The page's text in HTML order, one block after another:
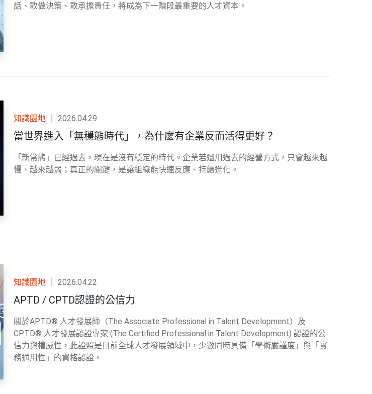
話、敢做決策、敢承擔責任，將成為下一階段最重要的人才資本。
知識園地 2026.04.29
當世界進入「無穩態時代」，為什麼有企業反而活得更好？
「新常態」已經過去，現在是沒有穩定的時代。企業若還用過去的經營方式，只會越來越
慢、越來越弱；真正的關鍵，是讓組織能快速反應、持續進化。
知識園地 2026.04.22
APTD / CPTD認證的公信力
關於APTD® 人才發展師（The Associate Professional in Talent Development）及
CPTD® 人才發展認證專家 (The Certified Professional in Talent Development) 認證的公
信力與權威性，此證照是目前全球人才發展領域中，少數同時具備「學術嚴謹度」與「實
務通用性」的資格認證。